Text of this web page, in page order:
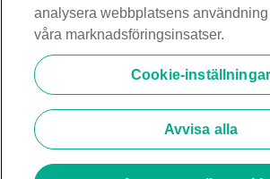
© 2026 Telia Sverige AB. Alla
analysera webbplatsens
våra marknadsföringsinsatser.
Cookie-inställningar
Avvisa alla